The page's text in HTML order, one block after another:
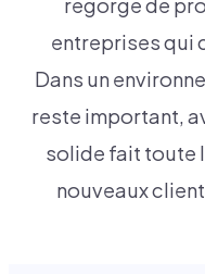
regorge de
entreprises qui
Dans un
reste important,
solide fait toute
nouveaux